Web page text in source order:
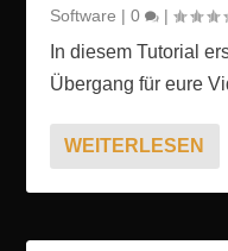
Software |0 |
In diesem Tutorial
Übergang für eure
WEITERLESEN